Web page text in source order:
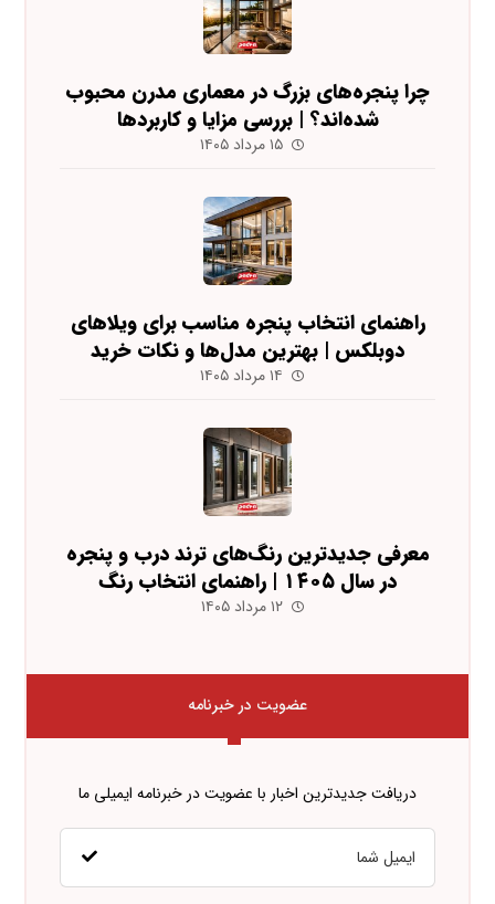
چرا پنجره‌های بزرگ در معماری مدرن محبوب
شده‌اند؟ | بررسی مزایا و کاربردها
۱۵ مرداد ۱۴۰۵
راهنمای انتخاب پنجره مناسب برای ویلاهای
دوبلکس | بهترین مدل‌ها و نکات خرید
۱۴ مرداد ۱۴۰۵
معرفی جدیدترین رنگ‌های ترند درب و پنجره
در سال ۱۴۰۵ | راهنمای انتخاب رنگ
۱۲ مرداد ۱۴۰۵
عضویت در خبرنامه
دریافت جدیدترین اخبار با عضویت در خبرنامه ایمیلی ما